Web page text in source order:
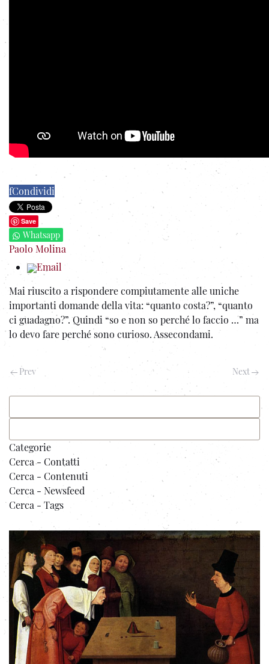
fCondividi
Save
Whatsapp
Paolo Molina
Email
Mai riuscito a rispondere compiutamente alle uniche
importanti domande della vita: “quanto costa?”, “quanto
ci guadagno?”.Quindi “so e non so perché lo faccio …” ma
lo devo fare perché sono curioso. Assecondami.
Prev Next
Categorie
Cerca - Contatti
Cerca - Contenuti
Cerca - Newsfeed
Cerca - Tags